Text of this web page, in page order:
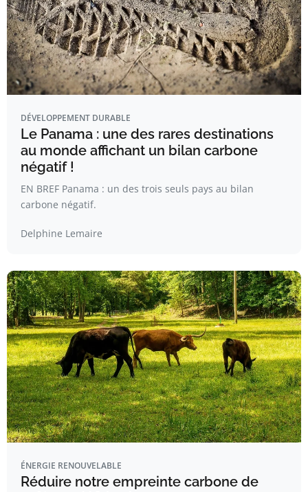
DÉVELOPPEMENT DURABLE
Le Panama : une des rares destinations
au monde affichant un bilan carbone
négatif !
EN BREF Panama : un des trois seuls pays au bilan
carbone négatif.
Delphine Lemaire
ÉNERGIE RENOUVELABLE
Réduire notre empreinte carbone de